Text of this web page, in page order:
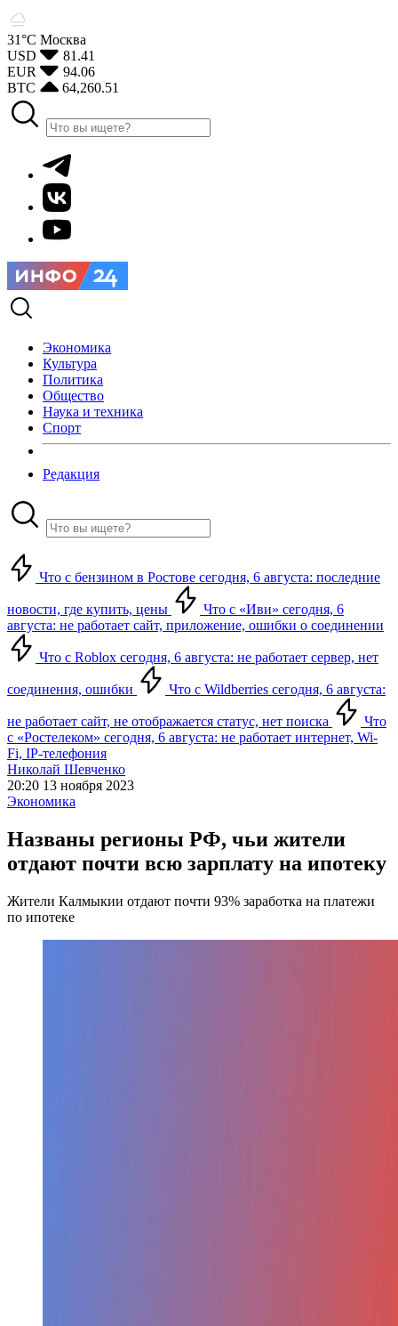
31°С Москва
USD
81.41
EUR
94.06
BTC
64,260.51
Экономика
Культура
Политика
Общество
Наука и техника
Спорт
Редакция
Что с бензином в Ростове сегодня, 6 августа: последние
новости, где купить, цены
Что с «Иви» сегодня, 6
августа: не работает сайт, приложение, ошибки о соединении
Что с Roblox сегодня, 6 августа: не работает сервер, нет
соединения, ошибки Что с Wildberries сегодня, 6 августа:
не работает сайт, не отображается статус, нет поиска
Что
с «Ростелеком» сегодня, 6 августа: не работает интернет, Wi-
Fi, IP-телефония
Николай Шевченко
20:20 13 ноября 2023
Экономика
Названы регионы РФ, чьи жители
отдают почти всю зарплату на ипотеку
Жители Калмыкии отдают почти 93% заработка на платежи
по ипотеке